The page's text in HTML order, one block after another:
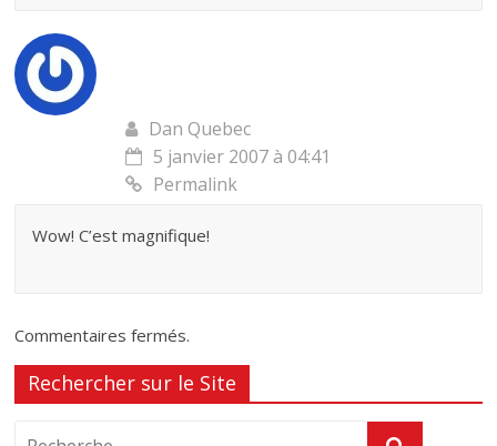
Dan Quebec
5 janvier 2007 à 04:41
Permalink
Wow! C’est magnifique!
Commentaires fermés.
Rechercher sur le Site